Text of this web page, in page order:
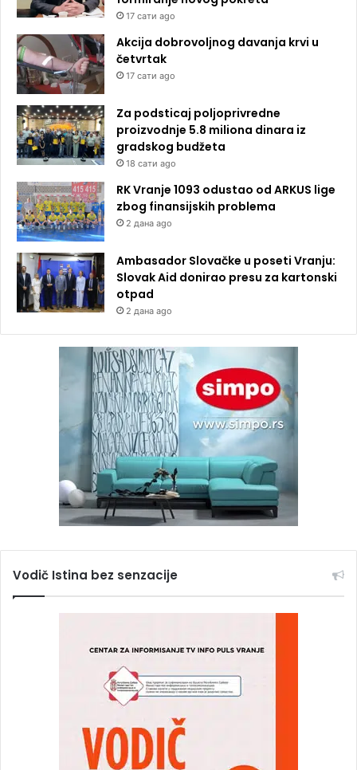
17 сати ago
Akcija dobrovoljnog davanja krvi u
četvrtak
17 сати ago
Za podsticaj poljoprivredne
proizvodnje 5.8 miliona dinara iz
gradskog budžeta
18 сати ago
RK Vranje 1093 odustao od ARKUS lige
zbog finansijskih problema
2 дана ago
Ambasador Slovačke u poseti Vranju:
Slovak Aid donirao presu za kartonski
otpad
2 дана ago
Vodič Istina bez senzacije